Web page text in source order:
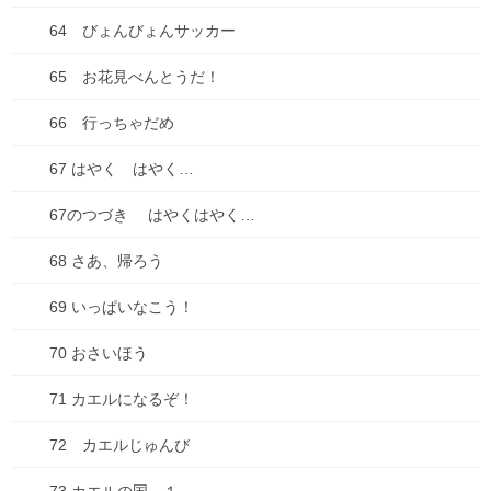
キビダンプロジェクト、開始！
【種落とし村】最終話、各電子書籍にて配信開始&シ
2025年8月31日
ちこちゃんとともだち 74 アップしました！
64 びょんびょんサッカー
65 お花見べんとうだ！
66 行っちゃだめ
67 はやく はやく…
67のつづき はやくはやく…
68 さあ、帰ろう
69 いっぱいなこう！
70 おさいほう
71 カエルになるぞ！
72 カエルじゅんび